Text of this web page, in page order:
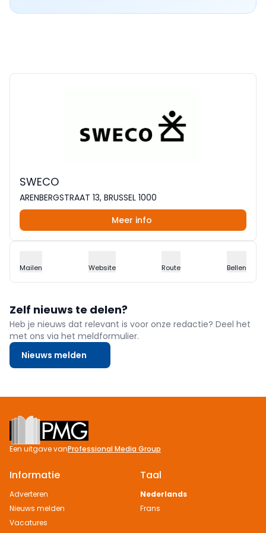
SWECO
ARENBERGSTRAAT 13, BRUSSEL 1000
Meer info
Mailen Website Route Bellen
Zelf nieuws te delen?
Heb je nieuws dat relevant is voor onze redactie? Deel het
met ons via het meldformulier.
Nieuws melden
Footer
Een uitgave vanProfessional Media Group
Informatie
Adverteren
Nieuws melden
Vacatures
Taal
Nederlands
Frans